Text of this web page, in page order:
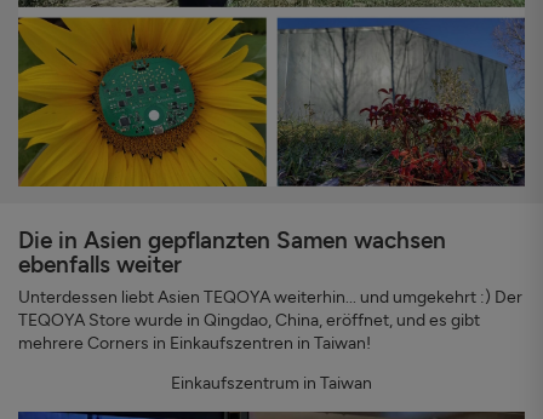
Die in Asien gepflanzten Samen wachsen
ebenfalls weiter
Unterdessen liebt Asien TEQOYA weiterhin... und umgekehrt :) Der
TEQOYA Store wurde in Qingdao, China, eröffnet, und es gibt
mehrere Corners in Einkaufszentren in Taiwan!
Einkaufszentrum in Taiwan